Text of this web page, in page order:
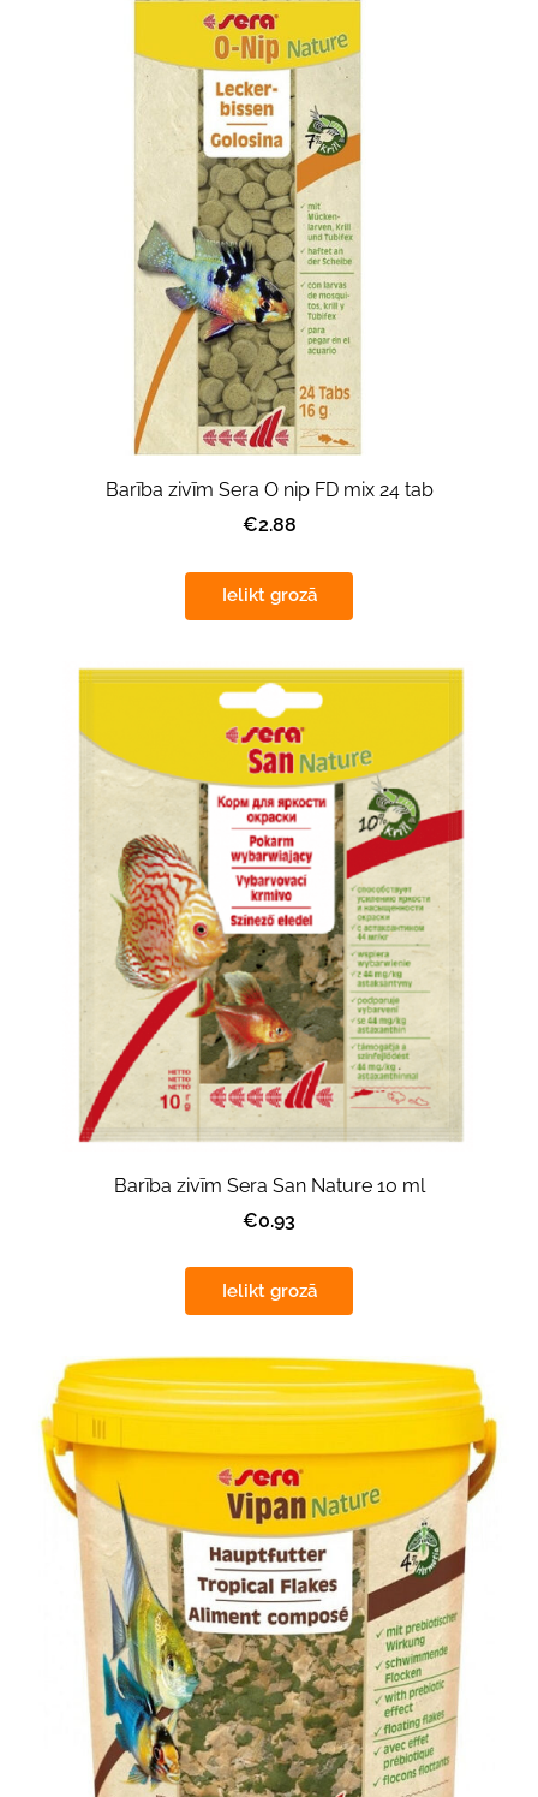
Barība zivīm Sera O nip FD mix 24 tab
€2.88
Ielikt grozā
Barība zivīm Sera San Nature 10 ml
€0.93
Ielikt grozā